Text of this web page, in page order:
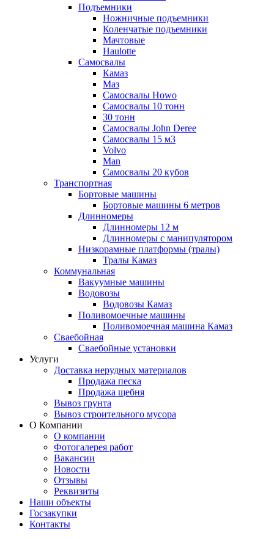
Подъемники
Ножничные подъемники
Коленчатые подъемники
Мачтовые
Haulotte
Самосвалы
Камаз
Маз
Самосвалы Howo
Самосвалы 10 тонн
30 тонн
Самосвалы John Deree
Самосвалы 15 м3
Volvo
Man
Самосвалы 20 кубов
Транспортная
Бортовые машины
Бортовые машины 6 метров
Длинномеры
Длинномеры 12 м
Длинномеры с манипулятором
Низкорамные платформы (тралы)
Тралы Камаз
Коммунальная
Вакуумные машины
Водовозы
Водовозы Камаз
Поливомоечные машины
Поливомоечная машина Камаз
Сваебойная
Сваебойные установки
Услуги
Доставка нерудных материалов
Продажа песка
Продажа щебня
Вывоз грунта
Вывоз строительного мусора
О Компании
О компании
Фотогалерея работ
Вакансии
Новости
Отзывы
Реквизиты
Наши объекты
Госзакупки
Контакты